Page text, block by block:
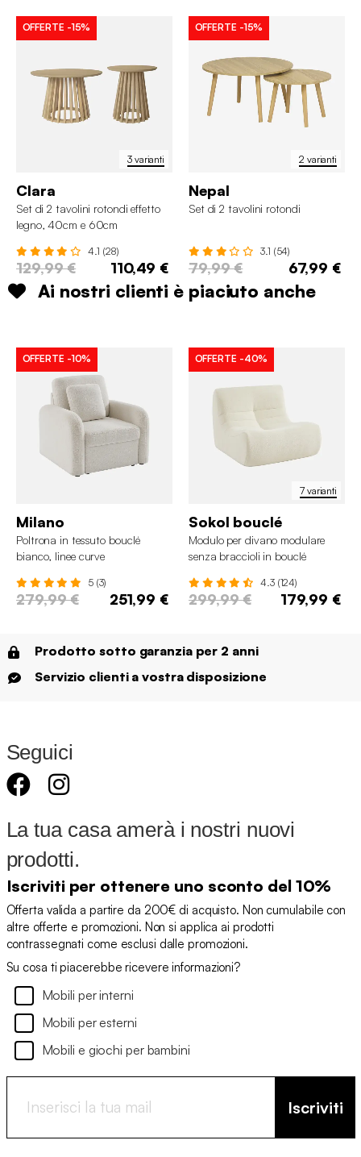
3 varianti
OFFERTE -15%
Clara
Set di 2 tavolini rotondi effetto
legno, 40cm e 60cm
4.1 (28)
129,99 € 110,49 €
2 varianti
OFFERTE -15%
Nepal
Set di 2 tavolini rotondi
3.1 (54)
79,99 € 67,99 €
Ai nostri clienti è piaciuto anche
OFFERTE -10%
Milano
Poltrona in tessuto bouclé
bianco, linee curve
5 (3)
279,99 € 251,99 €
7 varianti
OFFERTE -40%
Sokol bouclé
Modulo per divano modulare
senza braccioli in bouclé
4.3 (124)
299,99 € 179,99 €
Prodotto sotto garanzia per 2 anni
Servizio clienti a vostra disposizione
Seguici
La tua casa amerà i nostri nuovi
prodotti.
Iscriviti per ottenere uno sconto del 10%
Offerta valida a partire da 200€ di acquisto. Non cumulabile con
altre offerte e promozioni. Non si applica ai prodotti
contrassegnati come esclusi dalle promozioni.
Su cosa ti piacerebbe ricevere informazioni?
Mobili per interni
Mobili per esterni
Mobili e giochi per bambini
Iscriviti